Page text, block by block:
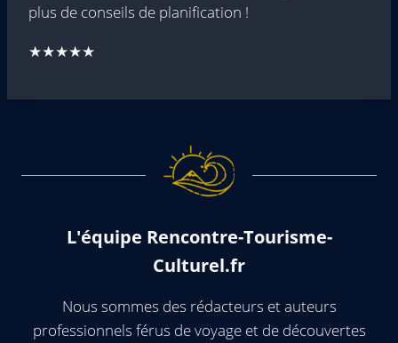
plus de conseils de planification !
★★★★★
L'équipe Rencontre-Tourisme-
Culturel.fr
Nous sommes des rédacteurs et auteurs
professionnels férus de voyage et de découvertes